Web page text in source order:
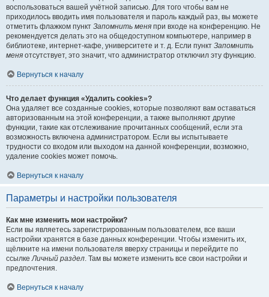
воспользоваться вашей учётной записью. Для того чтобы вам не
приходилось вводить имя пользователя и пароль каждый раз, вы можете
отметить флажком пункт Запомнить меня при входе на конференцию. Не
рекомендуется делать это на общедоступном компьютере, например в
библиотеке, интернет-кафе, университете и т. д. Если пункт Запомнить
меня отсутствует, это значит, что администратор отключил эту функцию.
Вернуться к началу
Что делает функция «Удалить cookies»?
Она удаляет все созданные cookies, которые позволяют вам оставаться
авторизованным на этой конференции, а также выполняют другие
функции, такие как отслеживание прочитанных сообщений, если эта
возможность включена администратором. Если вы испытываете
трудности со входом или выходом на данной конференции, возможно,
удаление cookies может помочь.
Вернуться к началу
Параметры и настройки пользователя
Как мне изменить мои настройки?
Если вы являетесь зарегистрированным пользователем, все ваши
настройки хранятся в базе данных конференции. Чтобы изменить их,
щёлкните на имени пользователя вверху страницы и перейдите по
ссылкеЛичный раздел. Там вы можете изменить все свои настройки и
предпочтения.
Вернуться к началу